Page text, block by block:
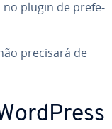
plugin de pre­fe­
precisará de